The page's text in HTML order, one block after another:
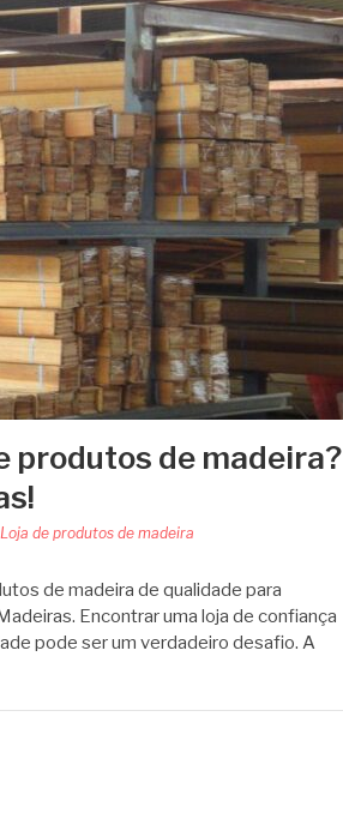
produtos de madeira?
Loja de produtos de madeira
de madeira de qualidade para
Encontrar uma loja de confiança
pode ser um verdadeiro desafio. A